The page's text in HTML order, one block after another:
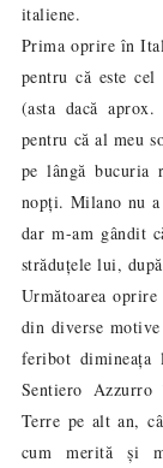
italiene.
Prima oprire în
pentru că este
(asta dacă
pentru că al meu
pe lângă bucuria
nopți. Milano nu
dar m-am gândit
străduțele lui,
Următoarea
din diverse
feribot
Sentiero Azzurro
Terre pe alt an,
cum merită și